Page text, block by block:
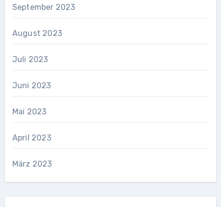
September 2023
August 2023
Juli 2023
Juni 2023
Mai 2023
April 2023
März 2023